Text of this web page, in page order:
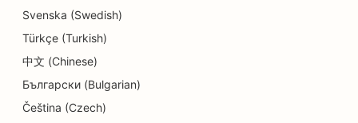
SEO kēksiņu veikaliem
SEO izglītības un bērnu aprūpes pakalpojumiem
SEO Donut veikaliem
Svenska (Swedish)
Türkçe (Turkish)
中文 (Chinese)
Български (Bulgarian)
Čeština (Czech)